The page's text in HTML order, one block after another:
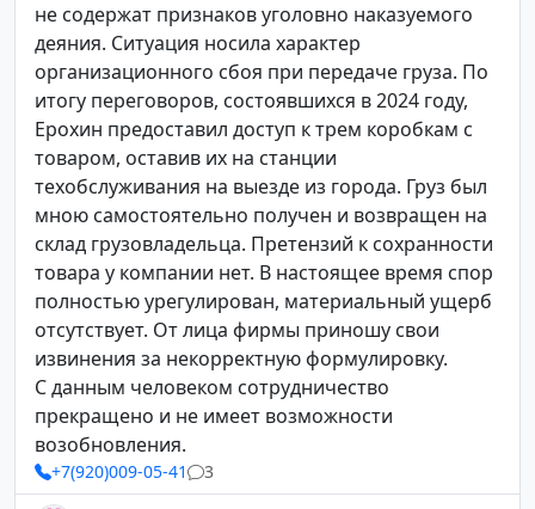
не содержат признаков уголовно наказуемого
деяния. Ситуация носила характер
организационного сбоя при передаче груза. По
итогу переговоров, состоявшихся в 2024 году,
Ерохин предоставил доступ к трем коробкам с
товаром, оставив их на станции
техобслуживания на выезде из города. Груз был
мною самостоятельно получен и возвращен на
склад грузовладельца. Претензий к сохранности
товара у компании нет. В настоящее время спор
полностью урегулирован, материальный ущерб
отсутствует. От лица фирмы приношу свои
извинения за некорректную формулировку.
С данным человеком сотрудничество
прекращено и не имеет возможности
возобновления.
+7(920)009-05-41 3